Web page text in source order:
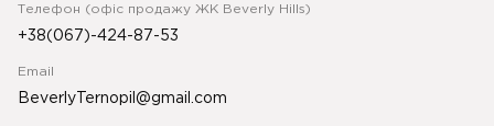
Телефон (офіс продажу ЖК Beverly Hills)
+38(067)-424-87-53
Email
BeverlyTernopil@gmail.com